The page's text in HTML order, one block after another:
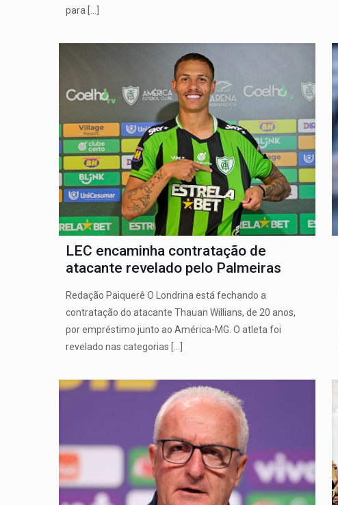
para
LEC encaminha contratação de
atacante revelado pelo Palmeiras
Redação Paiquerê O Londrina está fechando a
contratação do atacante Thauan Willians, de 20 anos,
por empréstimo junto ao América-MG. O atleta foi
revelado nas categorias